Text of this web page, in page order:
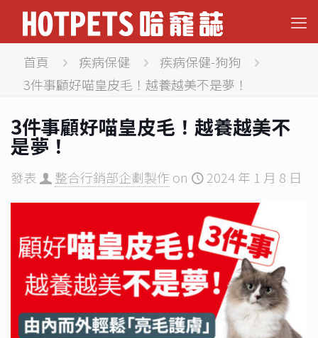
首頁 疾病保健
疾病保健-狗狗
3件事顧好喵皇皮毛！越養越美不是夢！
3件事顧好喵皇皮毛！越養越美不
是夢！
發表 整合行銷部企劃製作 on 2024 年 1 月 8 日